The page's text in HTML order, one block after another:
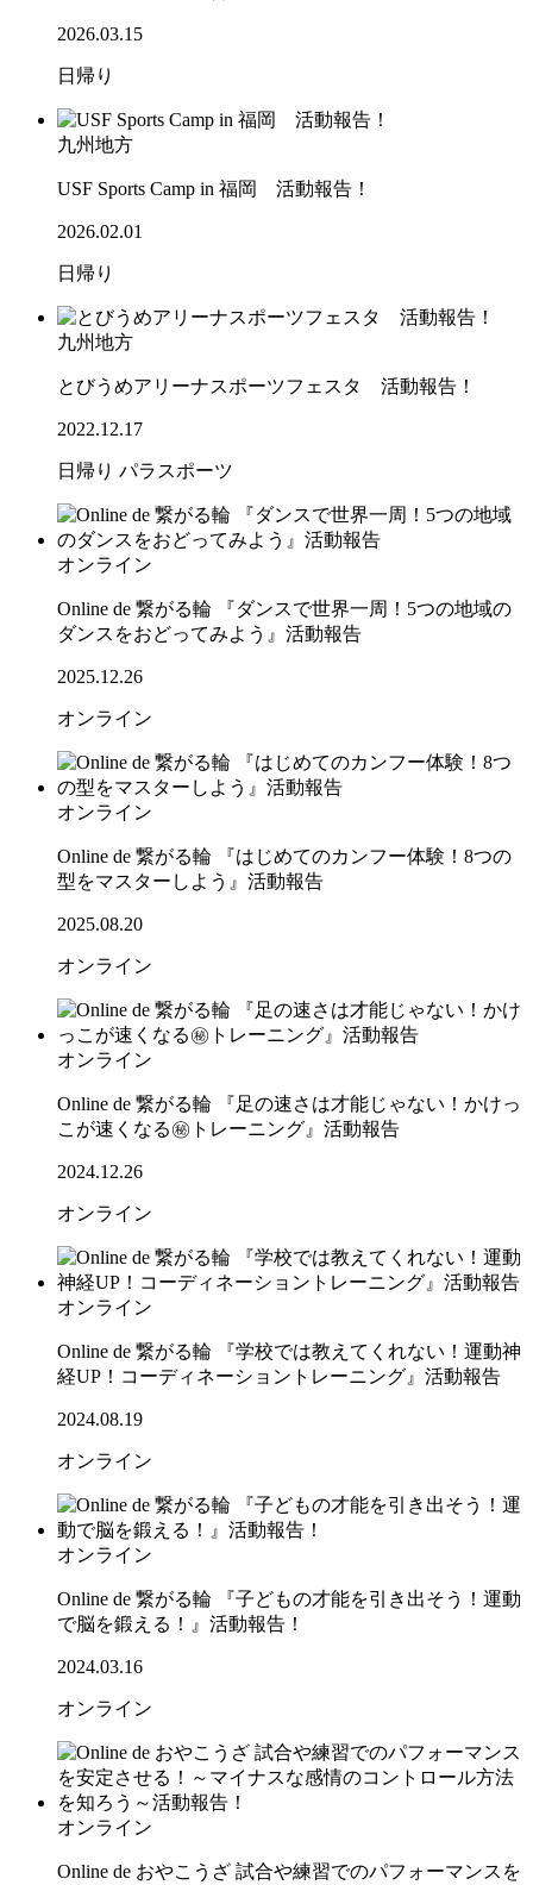
2026.03.15
日帰り
九州地方
USF Sports Camp in 福岡 活動報告！
2026.02.01
日帰り
九州地方
とびうめアリーナスポーツフェスタ 活動報告！
2022.12.17
日帰り パラスポーツ
オンライン
Online de 繋がる輪 『ダンスで世界一周！5つの地域の
ダンスをおどってみよう』活動報告
2025.12.26
オンライン
オンライン
Online de 繋がる輪 『はじめてのカンフー体験！8つの
型をマスターしよう』活動報告
2025.08.20
オンライン
オンライン
Online de 繋がる輪 『足の速さは才能じゃない！かけっ
こが速くなる㊙トレーニング』活動報告
2024.12.26
オンライン
オンライン
Online de 繋がる輪 『学校では教えてくれない！運動神
経UP！コーディネーショントレーニング』活動報告
2024.08.19
オンライン
オンライン
Online de 繋がる輪 『子どもの才能を引き出そう！運動
で脳を鍛える！』活動報告！
2024.03.16
オンライン
オンライン
Online de おやこうざ 試合や練習でのパフォーマンスを